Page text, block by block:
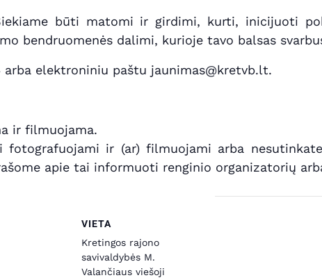
būti matomi ir girdimi, kurti, inicijuoti
bendruomenės dalimi, kurioje tavo balsas
elektroniniu paštu jaunimas@kretvb.lt.
ir filmuojama.
fotografuojami ir (ar) filmuojami arba
apie tai informuoti renginio organizatorių
VIETA
Kretingos rajono
savivaldybės M.
Valančiaus viešoji